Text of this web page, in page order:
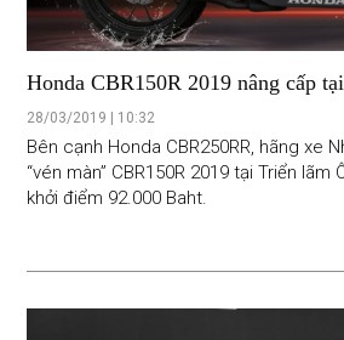
Honda CBR150R 2019 nâng cấp
28/03/2019 | 10:32
Bên cạnh Honda CBR250RR, hãng xe
“vén màn” CBR150R 2019 tại Triển lãm
khởi điểm 92.000 Baht.